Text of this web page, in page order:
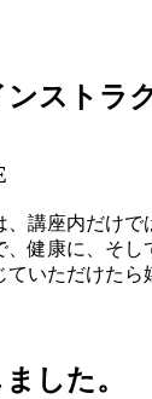
ストラ
、講座内だけ
、健康に、そ
いただけたら
した。